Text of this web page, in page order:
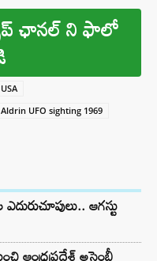
ఛానల్ ని ఫాలో
Aldrin UFO sighting 1969
ఆగస్టు